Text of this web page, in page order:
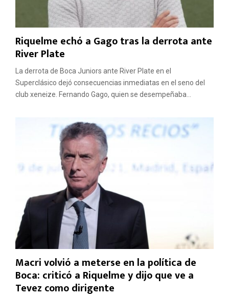
Riquelme echó a Gago tras la derrota ante
River Plate
La derrota de Boca Juniors ante River Plate en el
Superclásico dejó consecuencias inmediatas en el seno del
club xeneize. Fernando Gago, quien se desempeñaba...
Macri volvió a meterse en la política de
Boca: criticó a Riquelme y dijo que ve a
Tevez como dirigente